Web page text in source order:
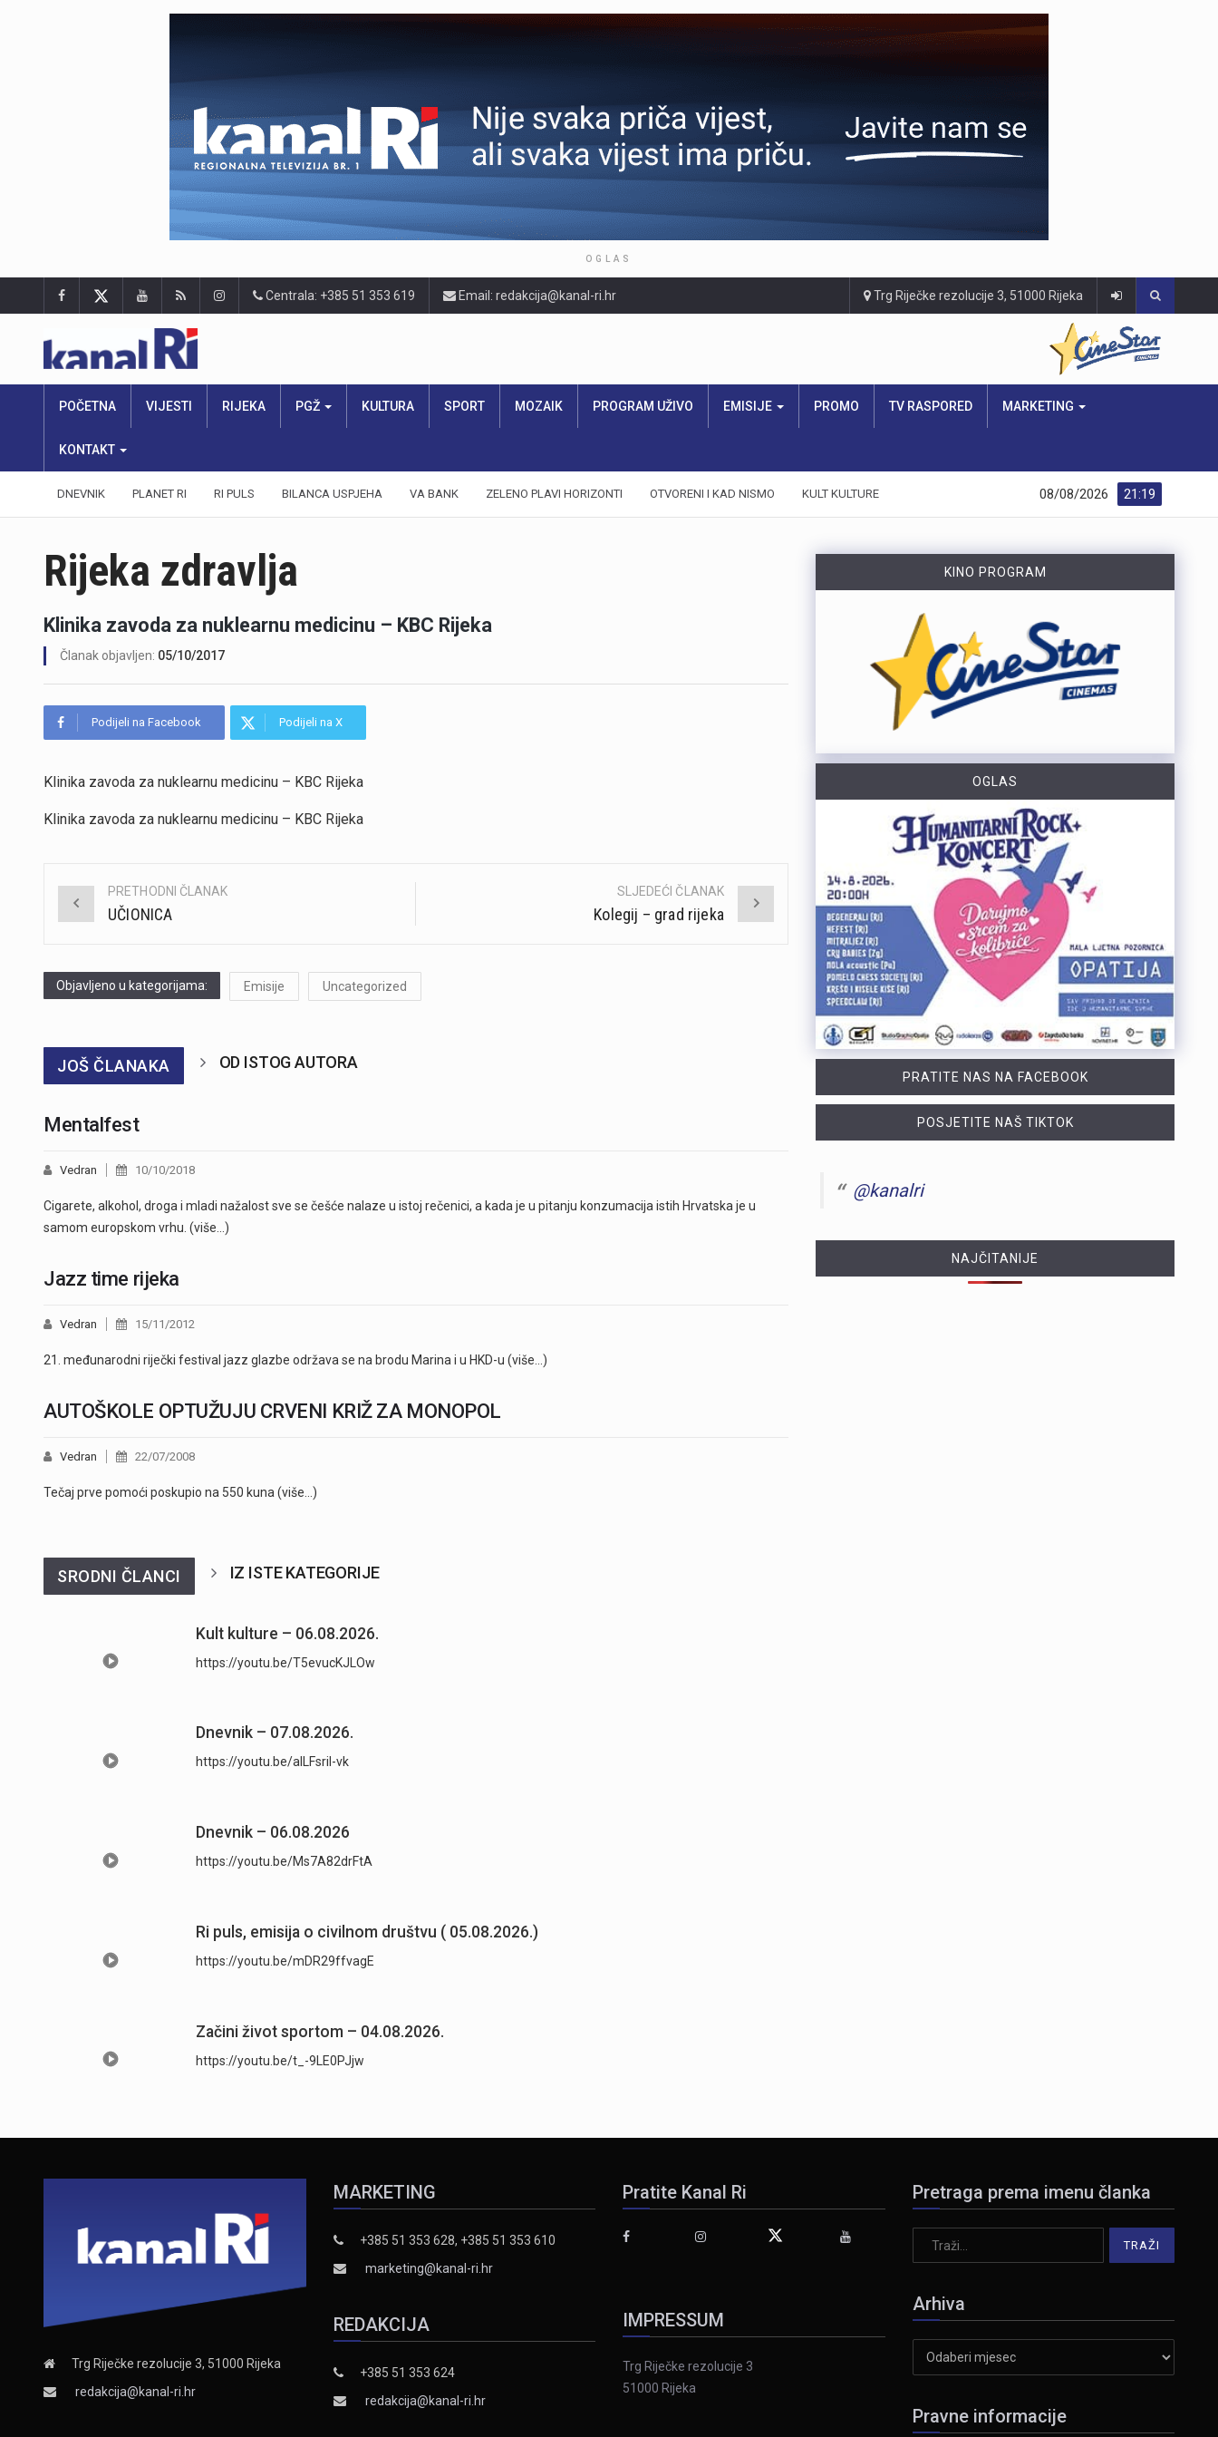
OGLAS
Centrala: +385 51 353 619 Email: redakcija@kanal-ri.hr Trg Riječke rezolucije 3, 51000 Rijeka
POČETNA VIJESTI RIJEKA PGŽ KULTURA SPORT MOZAIK PROGRAM UŽIVO EMISIJE PROMO TV RASPORED MARKETING
KONTAKT
DNEVNIK PLANET RI RI PULS BILANCA USPJEHA VA BANK ZELENO PLAVI HORIZONTI OTVORENI I KAD NISMO KULT KULTURE 21:19
08/08/2026
Rijeka zdravlja
Klinika zavoda za nuklearnu medicinu – KBC Rijeka
Članak objavljen: 05/10/2017
Podijeli na Facebook Podijeli na X
Klinika zavoda za nuklearnu medicinu – KBC Rijeka
Klinika zavoda za nuklearnu medicinu – KBC Rijeka
Post
PRETHODNI ČLANAK
UČIONICA
SLJEDEĆI ČLANAK
Kolegij – grad rijeka
Objavljeno u kategorijama: Emisije Uncategorized
JOŠ ČLANAKA OD ISTOG AUTORA
Mentalfest
Vedran 10/10/2018
Cigarete, alkohol, droga i mladi nažalost sve se češće nalaze u istoj rečenici, a kada je u pitanju konzumacija istih Hrvatska je u
samom europskom vrhu. (više…)
Jazz time rijeka
Vedran 15/11/2012
21. međunarodni riječki festival jazz glazbe održava se na brodu Marina i u HKD-u (više…)
AUTOŠKOLE OPTUŽUJU CRVENI KRIŽ ZA MONOPOL
Vedran 22/07/2008
Tečaj prve pomoći poskupio na 550 kuna (više…)
SRODNI ČLANCI IZ ISTE KATEGORIJE
Kult kulture – 06.08.2026.
https://youtu.be/T5evucKJLOw
Dnevnik – 07.08.2026.
https://youtu.be/aILFsriI-vk
Dnevnik – 06.08.2026
https://youtu.be/Ms7A82drFtA
Ri puls, emisija o civilnom društvu ( 05.08.2026.)
https://youtu.be/mDR29ffvagE
Začini život sportom – 04.08.2026.
https://youtu.be/t_-9LE0PJjw
KINO PROGRAM
OGLAS
PRATITE NAS NA FACEBOOK
POSJETITE NAŠ TIKTOK
@kanalri
NAJČITANIJE
Trg Riječke rezolucije 3, 51000 Rijeka
redakcija@kanal-ri.hr
MARKETING
+385 51 353 628, +385 51 353 610
marketing@kanal-ri.hr
REDAKCIJA
+385 51 353 624
redakcija@kanal-ri.hr
Pratite Kanal Ri
IMPRESSUM
Trg Riječke rezolucije 3
51000 Rijeka
Pretraga prema imenu članka
Arhiva
Pravne informacije